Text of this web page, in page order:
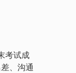
考试成
、沟通